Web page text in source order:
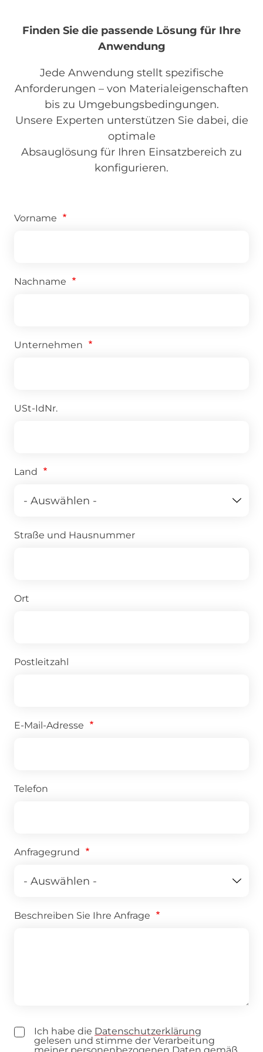
Finden Sie die passende Lösung für Ihre
Anwendung
Jede Anwendung stellt spezifische
Anforderungen – von Materialeigenschaften
bis zu Umgebungsbedingungen.
Unsere Experten unterstützen Sie dabei, die
optimale
Absauglösung für Ihren Einsatzbereich zu
konfigurieren.
Vorname
Nachname
Unternehmen
USt-IdNr.
Land
Straße und Hausnummer
Ort
Postleitzahl
E-Mail-Adresse
Telefon
Anfragegrund
Beschreiben Sie Ihre Anfrage
Ich habe die Datenschutzerklärung
gelesen und stimme der Verarbeitung